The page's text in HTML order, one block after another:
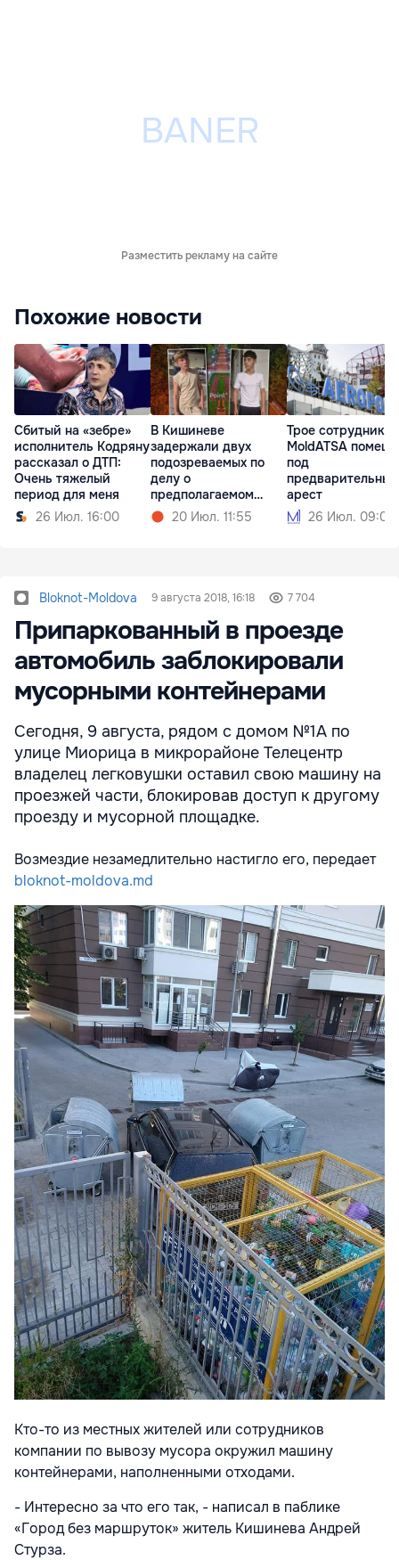
Разместить рекламу на сайте
Похожие новости
Сбитый на «зебре»
исполнитель Кодряну
рассказал о ДТП:
Очень тяжелый
период для меня
26 Июл. 16:00
В Кишиневе
задержали двух
подозреваемых по
делу о
предполагаемом
изнасиловании
20 Июл. 11:55
Трое сотрудников
MoldATSA
под
предварительный
арест
26 Июл. 09:00
Bloknot-Moldova 9 августа 2018, 16:18 7 704
Припаркованный в проезде
автомобиль заблокировали
мусорными контейнерами
Сегодня, 9 августа, рядом с домом №1А по
улице Миорица в микрорайоне Телецентр
владелец легковушки оставил свою машину на
проезжей части, блокировав доступ к другому
проезду и мусорной площадке.
Возмездие незамедлительно настигло его, передает
bloknot-moldova.md
Кто-то из местных жителей или сотрудников
компании по вывозу мусора окружил машину
контейнерами, наполненными отходами.
- Интересно за что его так, - написал в паблике
«Город без маршруток» житель Кишинева Андрей
Стурза.